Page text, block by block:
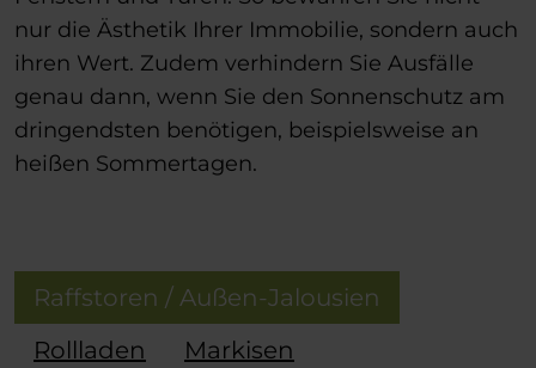
nur die Ästhetik Ihrer Immobilie, sondern auch
ihren Wert. Zudem verhindern Sie Ausfälle
genau dann, wenn Sie den Sonnenschutz am
dringendsten benötigen, beispielsweise an
heißen Sommertagen.
Raffstoren / Außen-Jalousien
Rollladen
Markisen